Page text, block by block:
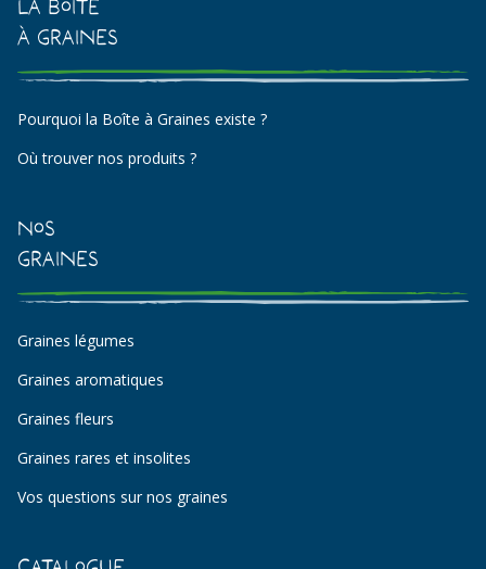
La Boîte
à Graines
Pourquoi la Boîte à Graines existe ?
Où trouver nos produits ?
Nos
Graines
Graines légumes
Graines aromatiques
Graines fleurs
Graines rares et insolites
Vos questions sur nos graines